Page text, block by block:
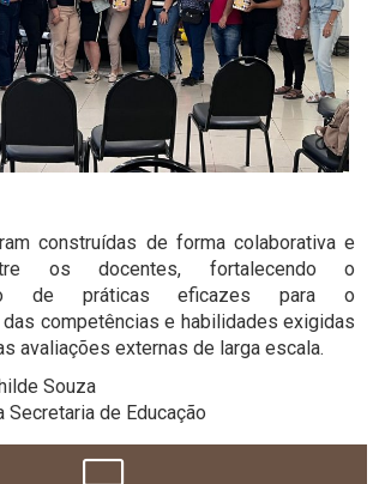
construídas de forma colaborativa e
os docentes, fortalecendo o
de práticas eficazes para o
competências e habilidades exigidas
avaliações externas de larga escala.
Souza
Secretaria de Educação